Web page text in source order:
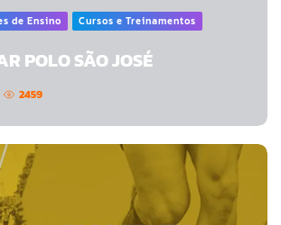
de Ensino Cursos e Treinamentos
POLO SÃO JOSÉ
2459